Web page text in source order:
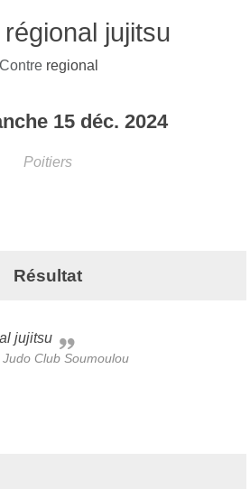
jujitsu
regional
15 déc. 2024
Poitiers
Résultat
jujitsu
Club Soumoulou